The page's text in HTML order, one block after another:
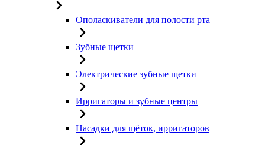
Ополаскиватели для полости рта
Зубные щетки
Электрические зубные щетки
Ирригаторы и зубные центры
Насадки для щёток, ирригаторов